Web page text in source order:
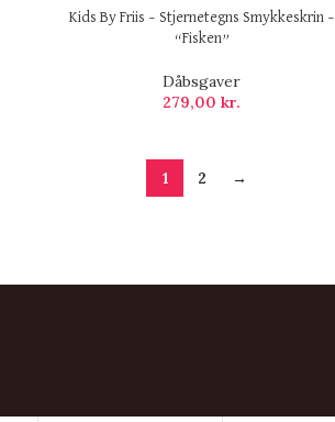
Kids By Friis – Stjernetegns Smykkeskrin –
“Fisken”
Dåbsgaver
279,00kr.
1 2 →